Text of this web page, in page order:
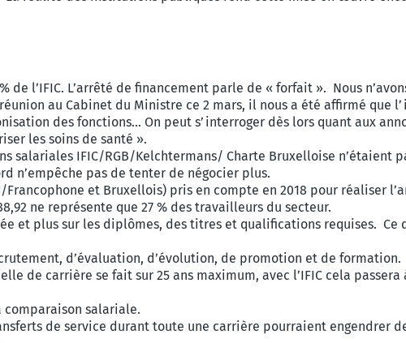
de l’IFIC. L’arrêté de financement parle de « forfait ». Nous
au Cabinet du Ministre ce 2 mars, il nous a été affirmé que
des fonctions… On peut s’interroger dès lors quant aux
les soins de santé ».
salariales IFIC/RGB/Kelchtermans/ Charte Bruxelloise n’étaient
n’empêche pas de tenter de négocier plus.
et Bruxellois) pris en compte en 2018 pour réaliser
ne représente que 27 % des travailleurs du secteur.
et plus sur les diplômes, des titres et qualifications requises. Ce
d’évaluation, d’évolution, de promotion et de formation.
de carrière se fait sur 25 ans maximum, avec l’IFIC cela passera
comparaison salariale.
de service durant toute une carrière pourraient engendrer